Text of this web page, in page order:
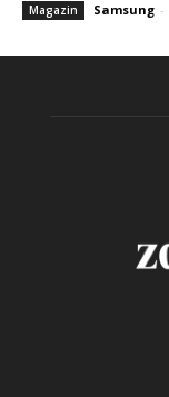
Magazin Samsung -